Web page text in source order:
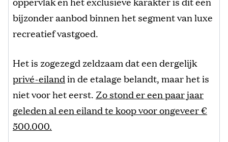
bijzonder aanbod binnen het segment van luxe
recreatief vastgoed.
Het is zogezegd zeldzaam dat een dergelijk
privé-eilandin de etalage belandt, maar het is
niet voor het eerst. Zo stond er een paar jaar
geleden al een eiland te koop voor ongeveer €
500.000.